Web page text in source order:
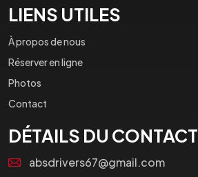
LIENS UTILES
À propos de nous
Réserver en ligne
Photos
Contact
DÉTAILS DU CONTACT
absdrivers67@gmail.com